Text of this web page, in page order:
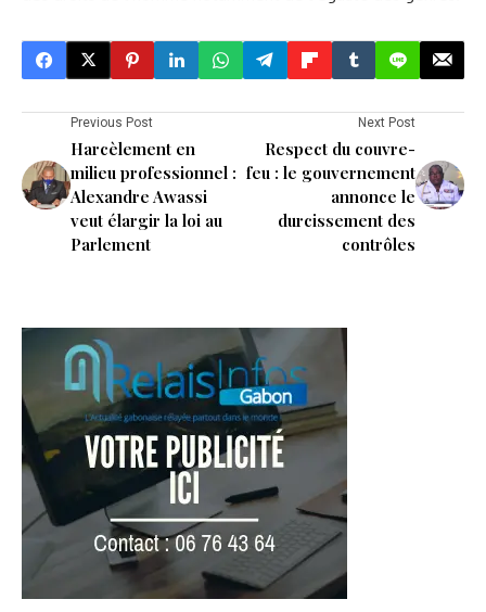
Previous Post
Harcèlement en
milieu professionnel :
Alexandre Awassi
veut élargir la loi au
Parlement
Next Post
Respect du couvre-
feu : le gouvernement
annonce le
durcissement des
contrôles